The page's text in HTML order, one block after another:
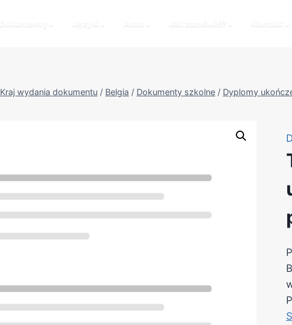
Dokumenty Języki Auto Jak zamówić? Kontakt
Kraj wydania dokumentu / Belgia / Dokumenty szkolne / Dyplomy